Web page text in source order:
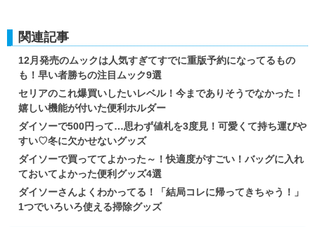
関連記事
12月発売のムックは人気すぎてすでに重版予約になってるもの
も！早い者勝ちの注目ムック9選
セリアのこれ爆買いしたいレベル！今までありそうでなかった！
嬉しい機能が付いた便利ホルダー
ダイソーで500円って…思わず値札を3度見！可愛くて持ち運びや
すい♡冬に欠かせないグッズ
ダイソーで買っててよかった～！快適度がすごい！バッグに入れ
ておいてよかった便利グッズ4選
ダイソーさんよくわかってる！「結局コレに帰ってきちゃう！」
1つでいろいろ使える掃除グッズ